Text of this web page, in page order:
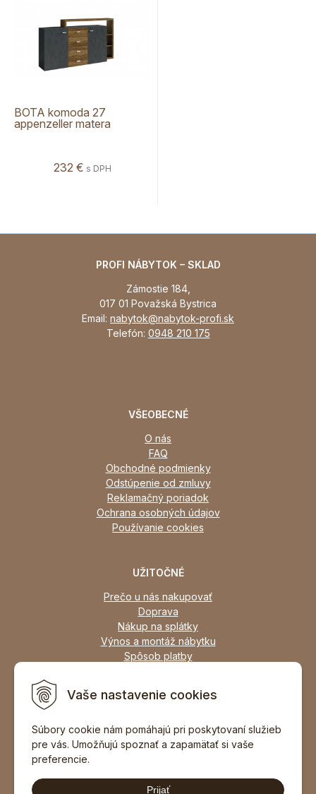
Vaše nastavenie cookies
Súbory cookie nám pomáhajú pri poskytovaní služieb
pre vás. Umožňujú spoznať a zapamätať si vaše
preferencie.
Prijať
BOTA komoda 27
appenzeller matera
232 € s DPH
PROFI NÁBYTOK – SKLAD
Zámostie 184,
017 01 Považská Bystrica
Email: nabytok@nabytok-profi.sk
Telefón: 0948 210 175
VŠEOBECNÉ
O nás
FAQ
Obchodné podmienky
Odstúpenie od zmluvy
Reklamačný poriadok
Ochrana osobných údajov
Používanie cookies
UŽITOČNÉ
Prečo u nás nakupovať
Doprava
Nákup na splátky
Výnos a montáž nábytku
Spôsob platby
Zariadime všetky typy interiérov
DOPORUČIŤ ZNÁMEMU